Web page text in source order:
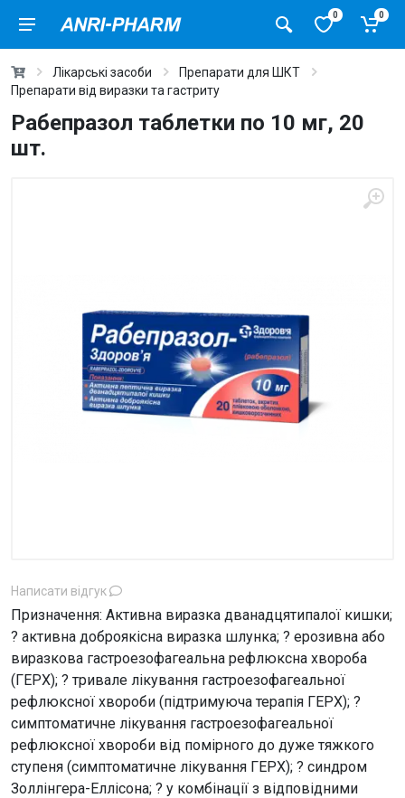
0 0
Лікарські засоби
Препарати для ШКТ
Препарати від виразки та гастриту
Рабепразол таблетки по 10 мг, 20
шт.
Написати відгук
Призначення: Активна виразка дванадцятипалої кишки;
? активна доброякісна виразка шлунка; ? ерозивна або
виразкова гастроезофагеальна рефлюксна хвороба
(ГЕРХ); ? тривале лікування гастроезофагеальної
рефлюксної хвороби (підтримуюча терапія ГЕРХ); ?
симптоматичне лікування гастроезофагеальної
рефлюксної хвороби від помірного до дуже тяжкого
ступеня (симптоматичне лікування ГЕРХ); ? синдром
Золлінгера-Еллісона; ? у комбінації з відповідними